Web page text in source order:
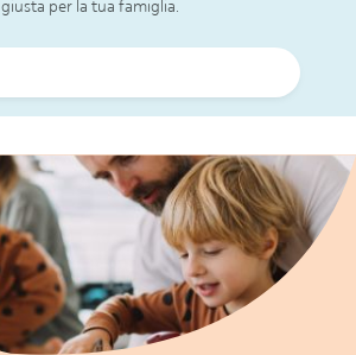
giusta per la tua famiglia.